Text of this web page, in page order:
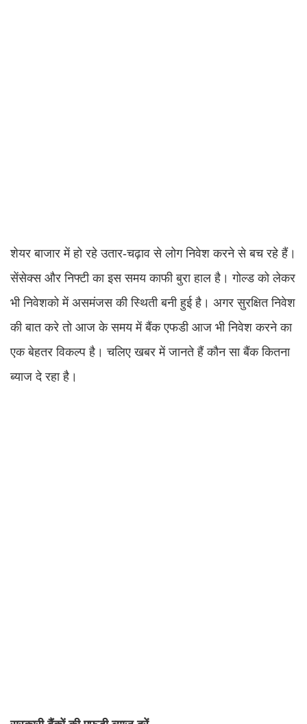
शेयर बाजार में हो रहे उतार-चढ़ाव से लोग निवेश करने से बच रहे हैं।
सेंसेक्स और निफ्टी का इस समय काफी बुरा हाल है। गोल्ड को लेकर
भी निवेशको में असमंजस की स्थिती बनी हुई है। अगर सुरक्षित निवेश
की बात करे तो आज के समय में बैंक एफडी आज भी निवेश करने का
एक बेहतर विकल्प है। चलिए खबर में जानते हैं कौन सा बैंक कितना
ब्याज दे रहा है।